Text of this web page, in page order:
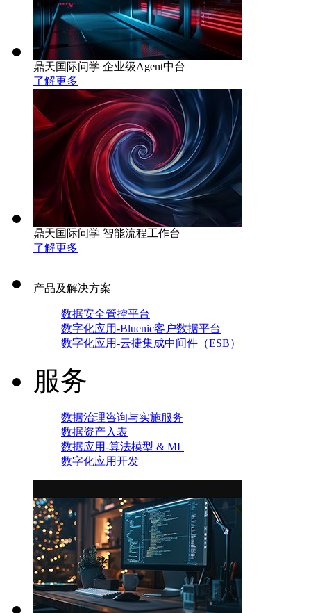
鼎天国际问学 企业级Agent中台
了解更多
鼎天国际问学 智能流程工作台
了解更多
产品及解决方案
数据安全管控平台
数字化应用-Bluenic客户数据平台
数字化应用-云捷集成中间件（ESB）
服务
数据治理咨询与实施服务
数据资产入表
数据应用-算法模型 & ML
数字化应用开发